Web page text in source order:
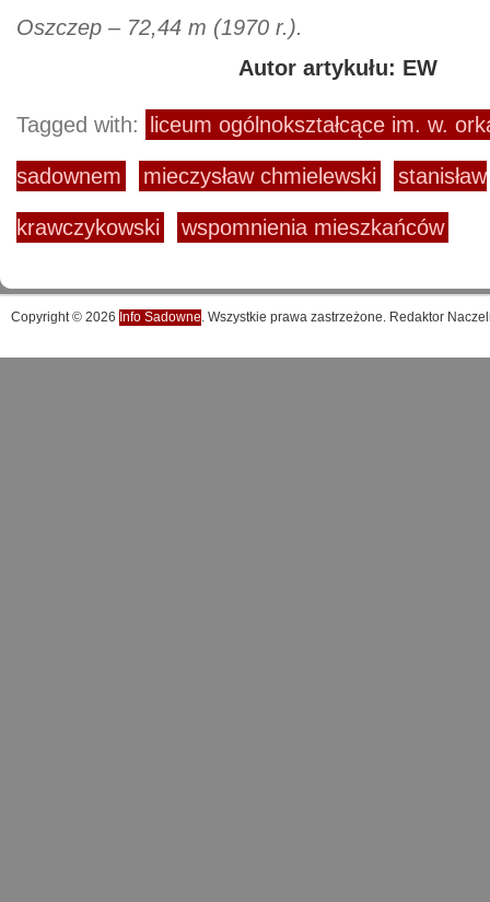
Oszczep – 72,44 m (1970 r.).
Autor artykułu: EW
Tagged with: liceum ogólnokształcące im. w.
sadownem mieczysław chmielewski stanisław
krawczykowski wspomnienia mieszkańców
Copyright © 2026 Info Sadowne. Wszystkie prawa zastrzeżone. Redaktor